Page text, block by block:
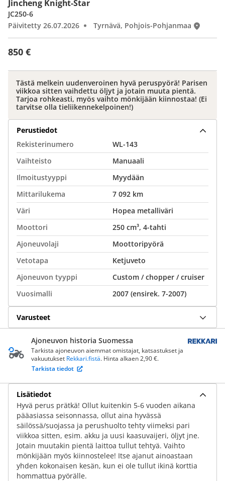
Jincheng Knight-Star
850 €
JC250-6
Päivitetty 26.07.2026
Tyrnävä, Pohjois-Pohjanmaa
Tästä melkein uudenveroinen hyvä peruspyörä! Parisen
viikkoa sitten vaihdettu öljyt ja jotain muuta pientä.
Tarjoa rohkeasti, myös vaihto mönkijään kiinnostaa! (Ei
tarvitse olla tieliikennekelpoinen!)
Perustiedot
Rekisterinumero
WL-143
Vaihteisto
Manuaali
Ilmoitustyyppi
Myydään
Mittarilukema
7 092 km
Väri
Hopea metalliväri
Moottori
250 cm³, 4-tahti
Ajoneuvolaji
Moottoripyörä
Vetotapa
Ketjuveto
Ajoneuvon tyyppi
Custom / chopper / cruiser
Vuosimalli
2007 (ensirek. 7-2007)
Varusteet
Ajoneuvon historia Suomessa
Tarkista ajoneuvon aiemmat omistajat, katsastukset ja
vakuutukset Rekkari.fistä. Hinta alkaen 2,90 €.
Tarkista tiedot
Lisätiedot
Hyvä perus prätkä! Ollut kuitenkin 5-6 vuoden aikana
pääasiassa seisonnassa, ollut aina hyvässä
säilössä/suojassa ja perushuolto tehty viimeksi pari
viikkoa sitten, esim. akku ja uusi kaasuvaijeri, öljyt jne.
Jotain muutakin pientä laittoa tullut tehtyä. Vaihto
mönkijään myös kiinnostelee! Itse ajanut ainoastaan
yhden kokonaisen kesän, kun ei ole tullut ikinä korttia
hommattua pyörälle.